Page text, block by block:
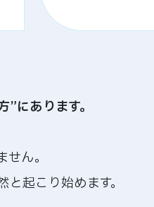
にあります。
ん。
起こり始めます。